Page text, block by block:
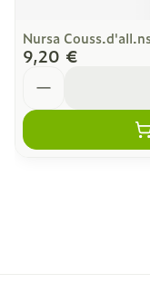
Nursa
9,20 €